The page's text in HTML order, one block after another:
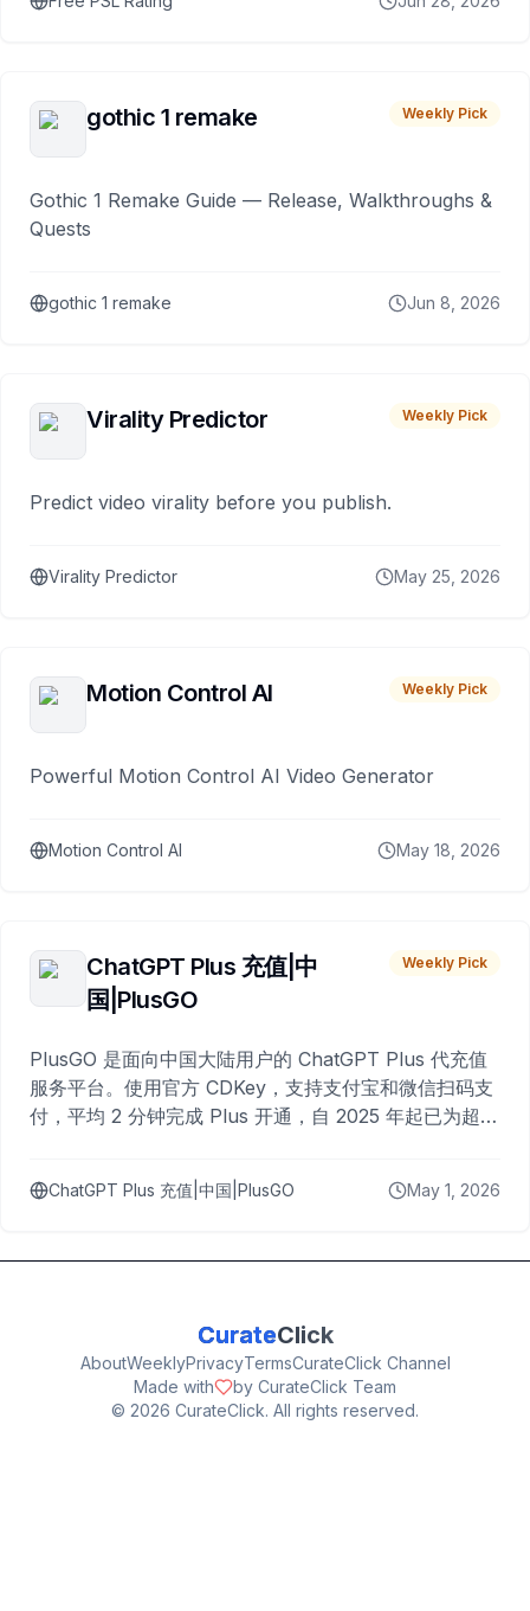
gothic 1 remake Weekly Pick
Gothic 1 Remake Guide — Release, Walkthroughs &
Quests
gothic 1 remake Jun 8, 2026
Virality Predictor Weekly Pick
Predict video virality before you publish.
Virality Predictor May 25, 2026
Motion Control AI Weekly Pick
Powerful Motion Control AI Video Generator
Motion Control AI May 18, 2026
ChatGPT Plus 充值|中
国|PlusGO
Weekly Pick
PlusGO 是面向中国大陆用户的 ChatGPT Plus 代充值
服务平台。使用官方 CDKey，支持支付宝和微信扫码支
付，平均 2 分钟完成 Plus 开通，自 2025 年起已为超过
ChatGPT Plus 充值|中国|PlusGO May 1, 2026
CurateClick
AboutWeeklyPrivacyTermsCurateClick Channel
Made with
by CurateClick Team
© 2026 CurateClick. All rights reserved.